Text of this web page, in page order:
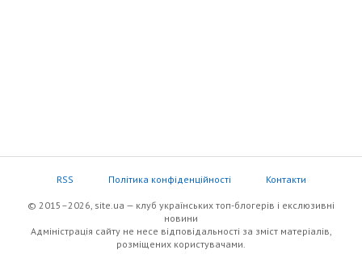
RSS Політика конфіденційності Контакти
© 2015–2026, site.ua — клуб українських топ-блогерів i екслюзивнi
новини
Адміністрація сайту не несе відповідальності за зміст матеріалів,
розміщених користувачами.